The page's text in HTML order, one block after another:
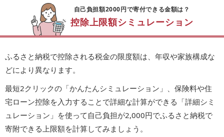
自己負担額2000円で寄付できる金額は？
控除上限額シミュレーション
ふるさと納税で控除される税金の限度額は、年収や家族構成な
どにより異なります。
最短2クリックの「かんたんシミュレーション」、保険料や住
宅ローン控除を入力することで詳細な計算ができる「詳細シミ
ュレーション」を使って自己負担が2,000円でふるさと納税で
寄附できる上限額を計算してみましょう。